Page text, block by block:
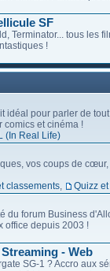
SF
Terminator... tous les
!
idéal pour parler de
comics et cinéma !
(In Real Life)
vos coups de cœur,
classements Quizz
du forum Business
office depuis 2003 !
- Web
SG-1 ? Accro aux